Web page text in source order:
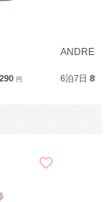
円
ANDRESD
6泊7日 890